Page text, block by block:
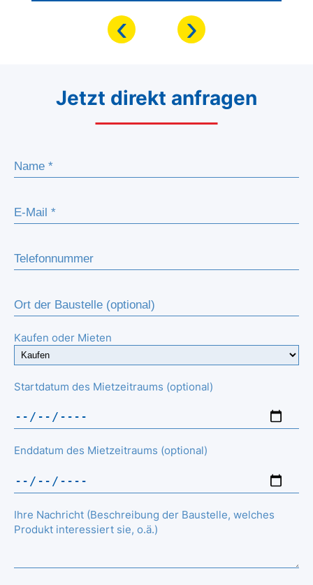
‹ ›
Jetzt direkt anfragen
Kaufen oder Mieten
Startdatum des Mietzeitraums (optional)
Enddatum des Mietzeitraums (optional)
Ihre Nachricht (Beschreibung der Baustelle, welches
Produkt interessiert sie, o.ä.)